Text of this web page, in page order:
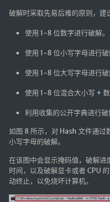
破解时采取先易后难的原则，建
使用 1-8 位数字进行破解。
使用 1-8 位小写字母进行破
使用 1-8 位大写字母进行破
使用 1-8 位混合大小写 +
利用收集的公开字典进行破
如图 8 所示，对 Hash 文件通
小写字母的破解。
在该图中会显示掩码值，破解
时间，以及破解显卡或者 CPU
动终止，以免烧坏计算机。